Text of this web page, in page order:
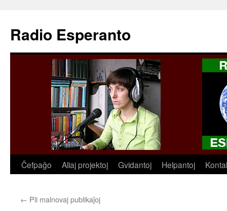
Radio Esperanto
Skip
content
Ĉefpaĝo Aliaj projektoj Gvidantoj Helpantoj
← Pli malnovaj publikaĵoj